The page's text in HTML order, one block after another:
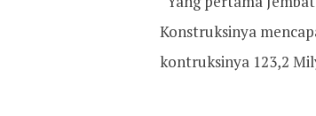
Konstruksinya
kontruksinya 123,2